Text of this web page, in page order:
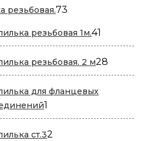
резьбовая.73
резьбовая 1м.41
товар
резьбовая. 2 м28
для фланцевых
1
товар
ст.32